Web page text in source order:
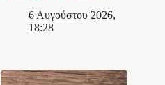
6 Αυγούστου 2026,
18:28